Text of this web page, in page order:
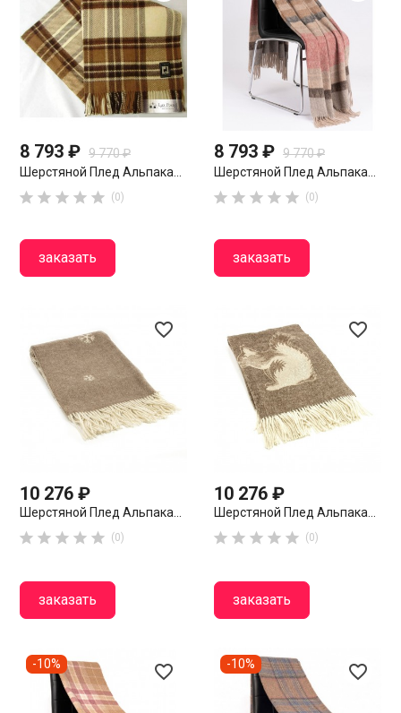
8 793 ₽ 9 770 ₽
Шерстяной Плед Альпака...
     (0)
заказать
8 793 ₽ 9 770 ₽
Шерстяной Плед Альпака...
     (0)
заказать
favorite_border
10 276 ₽
Шерстяной Плед Альпака...
     (0)
заказать
favorite_border
10 276 ₽
Шерстяной Плед Альпака...
     (0)
заказать
favorite_border
-10% favorite_border
-10%